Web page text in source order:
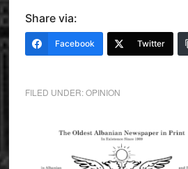
Share via:
Facebook Twitter
FILED UNDER:OPINION